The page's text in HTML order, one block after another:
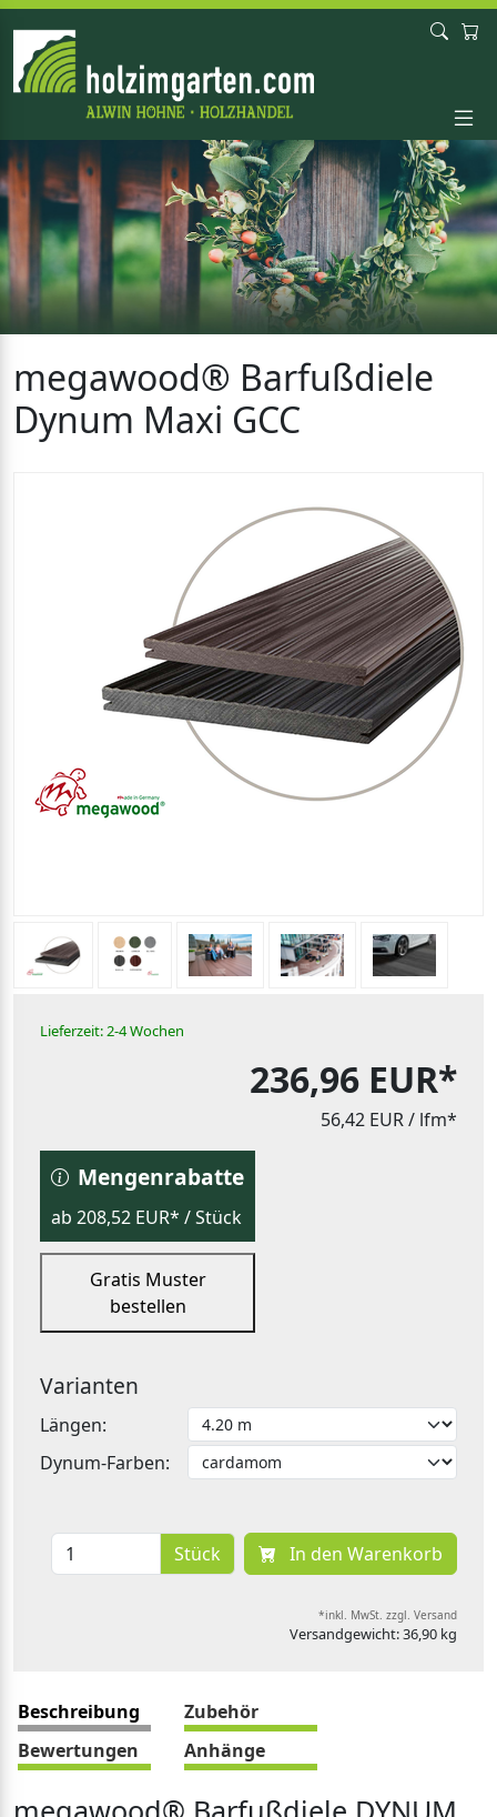
megawood® Barfußdiele
Dynum Maxi GCC
Lieferzeit: 2-4 Wochen
236,96 EUR*
56,42 EUR/ lfm*
Mengenrabatte
ab 208,52 EUR* / Stück
Gratis Muster
bestellen
Varianten
Längen:
Dynum-Farben:
Stück In den Warenkorb
*inkl. MwSt. zzgl. Versand
Versandgewicht: 36,90 kg
Beschreibung
Zubehör
Bewertungen
Anhänge